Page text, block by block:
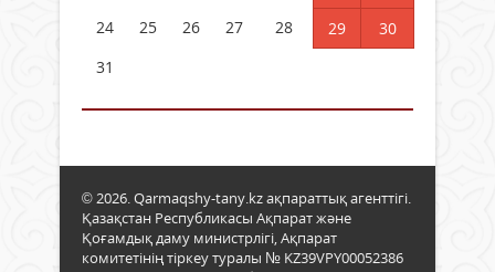
24
25 26 27 28 29
30
31
© 2026. Qarmaqshy-tany.kz ақпараттық агенттігі.
Қазақстан Республикасы Ақпарат және
Қоғамдық даму министрлігі, Ақпарат
комитетінің тіркеу туралы № KZ39VPY00052386